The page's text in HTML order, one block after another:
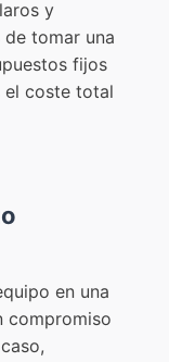
y
tomar una
fijos
el coste total
en una
compromiso